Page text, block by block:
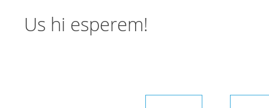
Us hi esperem!